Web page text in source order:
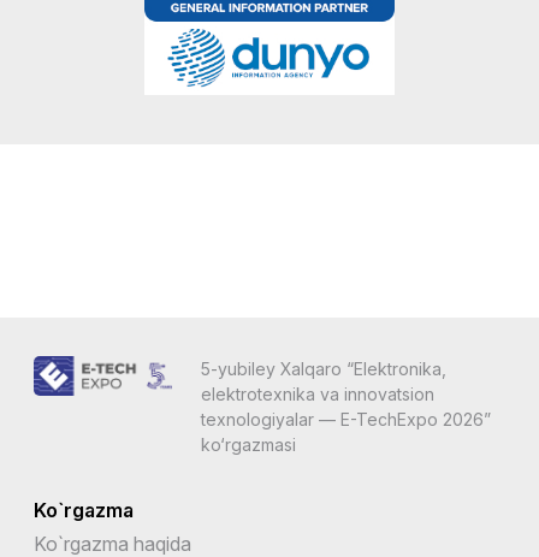
5-yubiley Xalqaro “Elektronika,
elektrotexnika va innovatsion
texnologiyalar — E-TechExpo 2026”
ko‘rgazmasi
Ko`rgazma
Ko`rgazma haqida